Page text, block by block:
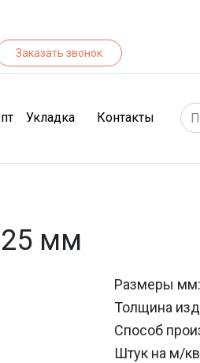
Заказать звонок
(Опт)Укладка Контакты
мм
Размеры мм:
Толщина
Способ
Штук на м/кв